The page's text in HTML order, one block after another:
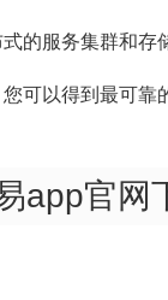
的服务集群和存
可以得到最可靠
app官网